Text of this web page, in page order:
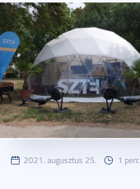
2021. augusztus 25. 1 perc